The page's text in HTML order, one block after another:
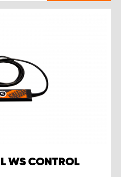
WS CONTROL